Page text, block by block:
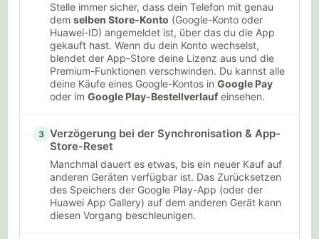
Stelle immer sicher, dass dein Telefon mit genau
dem selben Store-Konto (Google-Konto oder
Huawei-ID) angemeldet ist, über das du die App
gekauft hast. Wenn du dein Konto wechselst,
blendet der App-Store deine Lizenz aus und die
Premium-Funktionen verschwinden. Du kannst alle
deine Käufe eines Google-Kontos in Google Pay
oder im Google Play-Bestellverlaufeinsehen.
3 Verzögerung bei der Synchronisation & App-
Store-Reset
Manchmal dauert es etwas, bis ein neuer Kauf auf
anderen Geräten verfügbar ist. Das Zurücksetzen
des Speichers der Google Play-App (oder der
Huawei App Gallery) auf dem anderen Gerät kann
diesen Vorgang beschleunigen.